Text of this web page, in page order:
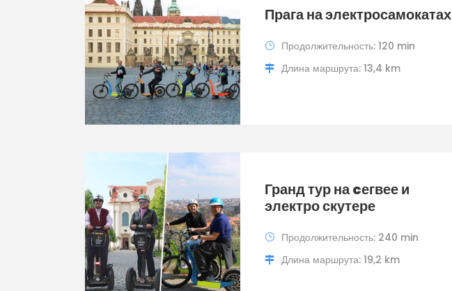
Прага на электросамокатах
Продолжительность: 120 min
Длина маршрута: 13,4 km
Гранд тур на cегвее и
электро скутере
Продолжительность: 240 min
Длина маршрута: 19,2 km